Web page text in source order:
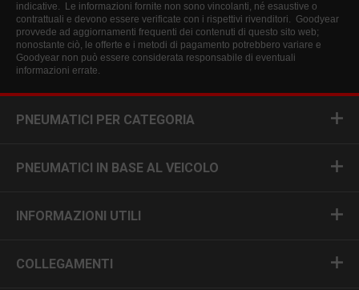
indicative. Le informazioni fornite non sono vincolanti, né esaustive o
contrattuali e devono essere verificate con i rispettivi rivenditori. Goodyear
provvede ad aggiornamenti frequenti dei contenuti di questo sito web;
nonostante ciò, le offerte e i metodi di pagamento potrebbero variare e
Goodyear non può essere considerata responsabile di eventuali
informazioni errate.
PNEUMATICI PER CATEGORIA
PNEUMATICI IN BASE AL VEICOLO
INFORMAZIONI UTILI
COLLEGAMENTI